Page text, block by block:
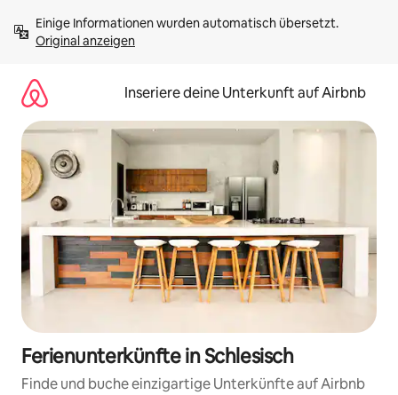
Inhalten
springenOriginal anzeigen
Inseriere deine Unterkunft auf Airbnb
Ferienunterkünfte in Schlesisch
Finde und buche einzigartige Unterkünfte auf Airbnb